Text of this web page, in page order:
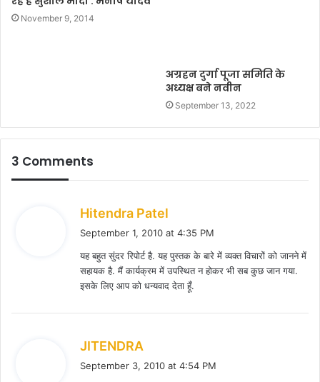
November 9, 2014
अग्रहन दुर्गा पूजा समिति के
अध्यक्ष बने नवीन
September 13, 2022
3 Comments
Hitendra Patel
s
:
September 1, 2010 at 4:35 PM
यह बहुत सुंदर रिपोर्ट है. यह पुस्तक के बारे में व्यक्त विचारों को जानने में
सहायक है. मैं कार्यक्रम में उपस्थित न होकर भी सब कुछ जान गया.
इसके लिए आप को धन्यवाद देता हूँ.
JITENDRA
a
September 3, 2010 at 4:54 PM